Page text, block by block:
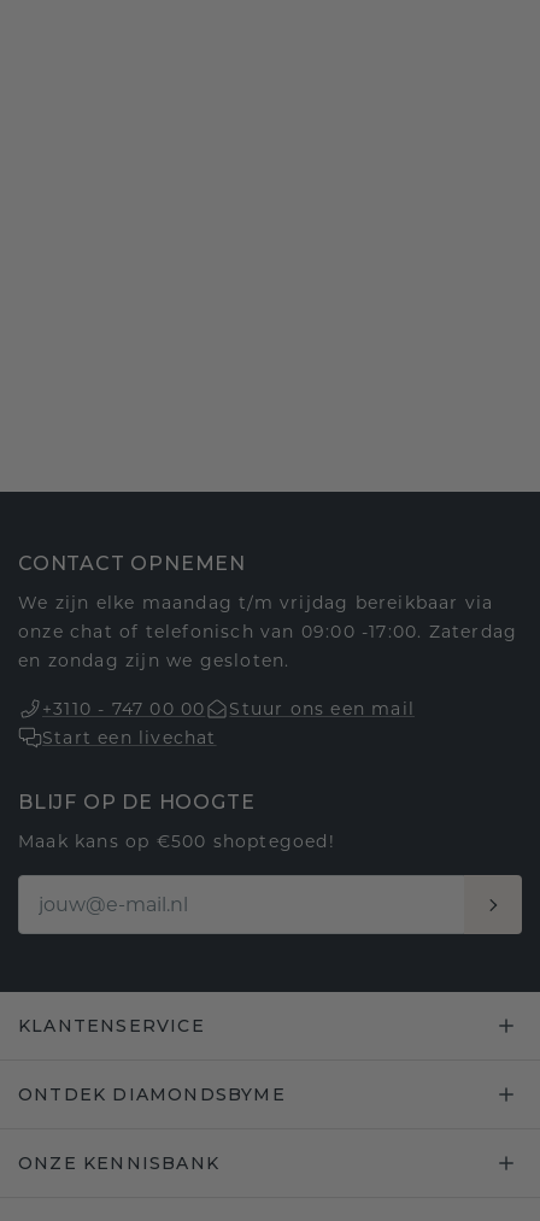
CONTACT OPNEMEN
We zijn elke maandag t/m vrijdag bereikbaar via
onze chat of telefonisch van 09:00 -17:00. Zaterdag
en zondag zijn we gesloten.
+3110 - 747 00 00
Stuur ons een mail
Start een livechat
BLIJF OP DE HOOGTE
Maak kans op €500 shoptegoed!
KLANTENSERVICE
ONTDEK DIAMONDSBYME
ONZE KENNISBANK